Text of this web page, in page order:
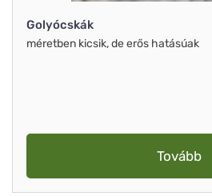
Golyócskák
méretben kicsik, de erős hatásúak
Tovább